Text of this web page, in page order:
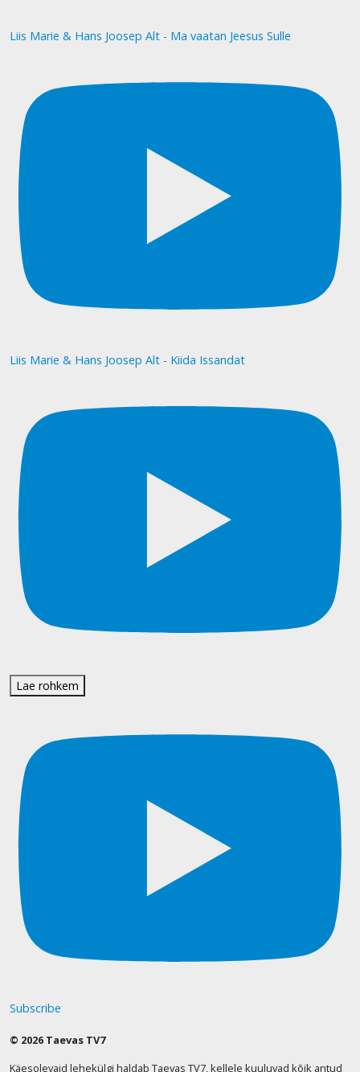
Liis Marie & Hans Joosep Alt - Ma vaatan Jeesus Sulle
Liis Marie & Hans Joosep Alt - Kiida Issandat
Lae rohkem
Subscribe
© 2026 Taevas TV7
Käesolevaid lehekülgi haldab Taevas TV7, kellele kuuluvad kõik antud